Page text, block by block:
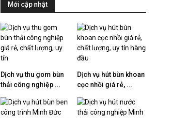
Mua bùn vi sinh giá rẻ, đảm bảo chất lượng
Mới cập nhật
Dịch vụ thu gom bùn
thải công nghiệp ...
Dịch vụ hút bùn khoan
cọc nhồi giá rẻ, ...